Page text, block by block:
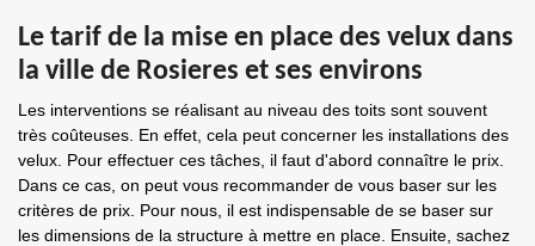
Le tarif de la mise en place des velux dans
la ville de Rosieres et ses environs
Les interventions se réalisant au niveau des toits sont souvent
très coûteuses. En effet, cela peut concerner les installations des
velux. Pour effectuer ces tâches, il faut d'abord connaître le prix.
Dans ce cas, on peut vous recommander de vous baser sur les
critères de prix. Pour nous, il est indispensable de se baser sur
les dimensions de la structure à mettre en place. Ensuite, sachez